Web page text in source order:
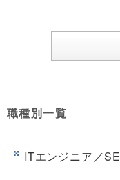
職種別一覧
ITエンジニア／SE